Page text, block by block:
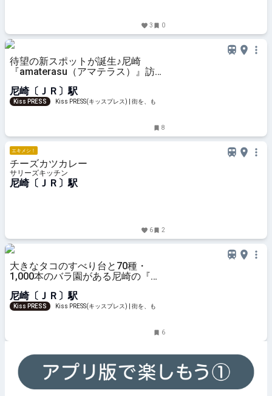
3 0
待望の新スポットが誕生♪尼崎
『amaterasu（アマテラス）』訪問
尼崎〔ＪＲ〕駅
Kiss PRESS
Kiss PRESS(キッスプレス) | 街を、もっ
8
エキメシ！
チーズカツカレー
サリーズキッチン
尼崎〔ＪＲ〕駅
6 2
大きなタコのすべり台と70種・
1,000本のバラ園がある尼崎の『潮
尼崎〔ＪＲ〕駅
Kiss PRESS
Kiss PRESS(キッスプレス) | 街を、もっ
6